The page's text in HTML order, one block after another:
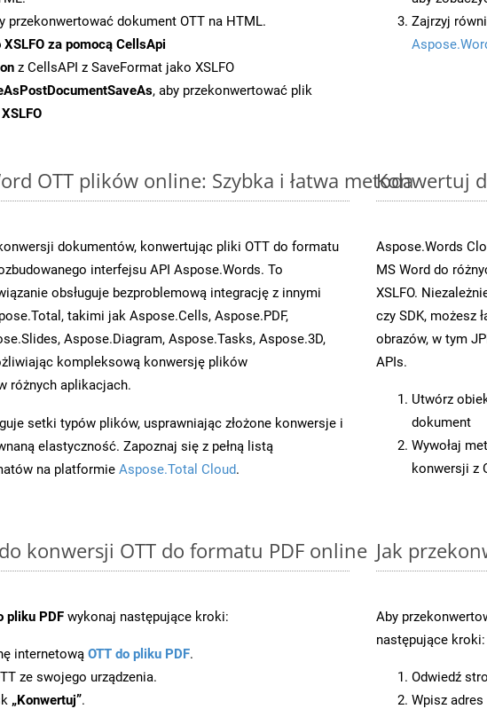
przekonwertować dokument OTT na HTML.
za pomocą CellsApi
z CellsAPI z SaveFormat jako XSLFO
, aby przekonwertować plik
XSLFO
Zajrzyj
OTT plików online: Szybka i łatwa metoda
dokumentów, konwertując pliki OTT do formatu
interfejsu API Aspose.Words. To
obsługuje bezproblemową integrację z innymi
takimi jak Aspose.Cells, Aspose.PDF,
Aspose.Diagram, Aspose.Tasks, Aspose.3D,
kompleksową konwersję plików
różnych aplikacjach.
setki typów plików, usprawniając złożone konwersje i
elastyczność. Zapoznaj się z pełną listą
na platformie Aspose.Total Cloud.
Konwertuj
Aspose.Words
MS Word do
XSLFO.
czy SDK, możesz
obrazów, w tym
APIs.
Utwórz
dokument
Wywołaj
konwersji z
konwersji OTT do formatu PDF online
pliku PDF wykonaj następujące kroki:
internetową OTT do pliku PDF.
ze swojego urządzenia.
„Konwertuj”.
Jak
Aby
następujące kroki:
Odwiedź
Wpisz